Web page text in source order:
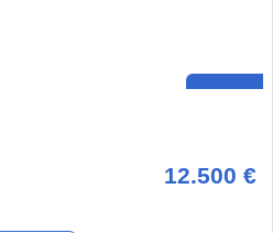
12.500 €